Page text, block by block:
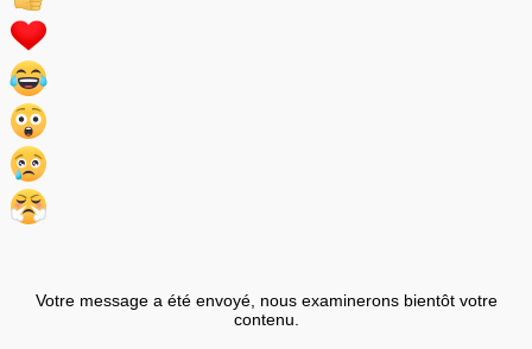
Votre message a été envoyé, nous examinerons bientôt votre
contenu.